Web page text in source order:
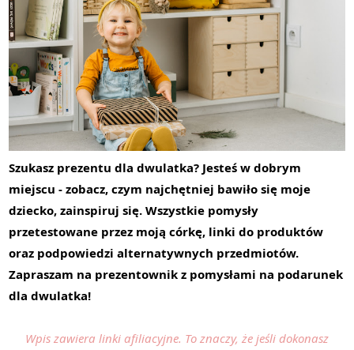
HOME TOUR
WSPÓŁPRACA
KONTAKT
Szukasz prezentu dla dwulatka? Jesteś w dobrym
miejscu - zobacz, czym najchętniej bawiło się moje
dziecko, zainspiruj się. Wszystkie pomysły
przetestowane przez moją córkę, linki do produktów
oraz podpowiedzi alternatywnych przedmiotów.
Zapraszam na prezentownik z pomysłami na podarunek
dla dwulatka!
Wpis zawiera linki afiliacyjne. To znaczy, że jeśli dokonasz